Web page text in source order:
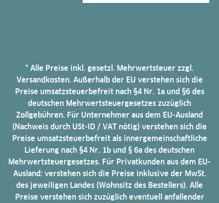
* Alle Preise inkl. gesetzl. Mehrwertsteuer zzgl.
Versandkosten. Außerhalb der EU verstehen sich die
Preise umsatzsteuerbefreit nach §4 Nr. 1a und §6 des
deutschen Mehrwertsteuergesetzes zuzüglich
Zollgebühren. Für Unternehmer aus dem EU-Ausland
(Nachweis durch USt-ID / VAT nötig) verstehen sich die
Preise umsatzsteuerbefreit als innergemeinschaftliche
Lieferung nach §4 Nr. 1b und § 6a des deutschen
Mehrwertsteuergesetzes. Für Privatkunden aus dem EU-
Ausland: verstehen sich die Preise inklusive der MwSt.
des jeweiligen Landes (Wohnsitz des Bestellers). Alle
Preise verstehen sich zuzüglich eventuell anfallender